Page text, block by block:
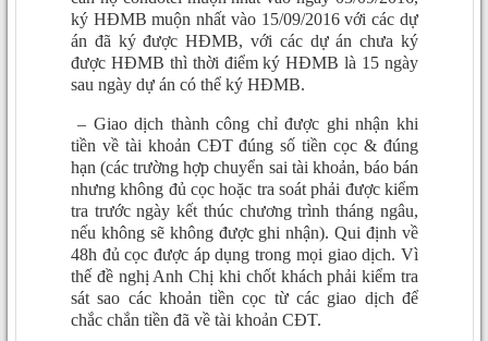
ký HĐMB muộn nhất vào 15/09/2016 với các dự
án đã ký được HĐMB, với các dự án chưa ký
được HĐMB thì thời điểm ký HĐMB là 15 ngày
sau ngày dự án có thể ký HĐMB.
– Giao dịch thành công chỉ được ghi nhận khi
tiền về tài khoản CĐT đúng số tiền cọc & đúng
hạn (các trường hợp chuyển sai tài khoản, báo bán
nhưng không đủ cọc hoặc tra soát phải được kiểm
tra trước ngày kết thúc chương trình tháng ngâu,
nếu không sẽ không được ghi nhận). Qui định về
48h đủ cọc được áp dụng trong mọi giao dịch. Vì
thế đề nghị Anh Chị khi chốt khách phải kiểm tra
sát sao các khoản tiền cọc từ các giao dịch để
chắc chắn tiền đã về tài khoản CĐT.